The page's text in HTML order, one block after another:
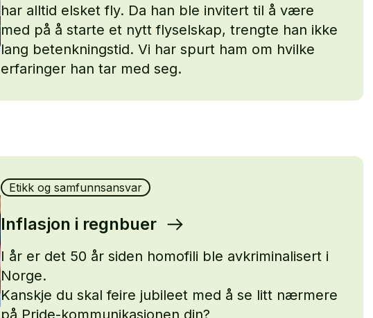
har alltid elsket fly. Da han ble invitert til å være
med på å starte et nytt flyselskap, trengte han ikke
lang betenkningstid. Vi har spurt ham om hvilke
erfaringer han tar med seg.
Etikk og samfunnsansvar
Inflasjon i regnbuer
I år er det 50 år siden homofili ble avkriminalisert i
Norge.
Kanskje du skal feire jubileet med å se litt nærmere
på Pride-kommunikasjonen din?